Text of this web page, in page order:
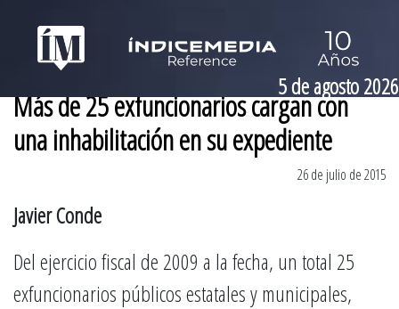
5 de agosto 2026
Más de 25 exfuncionarios cargan con
una inhabilitación en su expediente
26 de julio de 2015
Javier Conde
Del ejercicio fiscal de 2009 a la fecha, un total 25
exfuncionarios públicos estatales y municipales,